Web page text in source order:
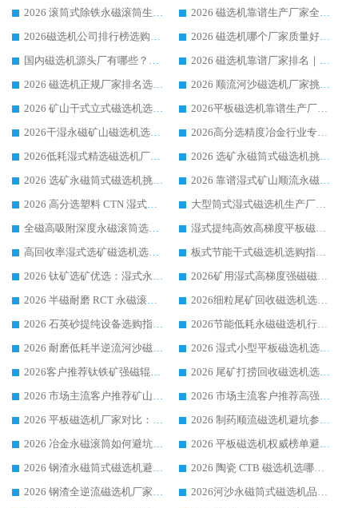
2026 滚筒式除铁永磁滚筒生产厂家推荐排名|行业口碑选购指南，领域强者源头厂商精选
2026 磁选机靠谱生产厂家全梳理 分场景选型行业头部品牌选购参考攻略
2026磁选机公司排行榜选购指南|正规源头厂家推荐，领域强者高性价比靠谱信赖品牌
2026 磁选机哪个厂家质量好？十大靠谱磁电企业排名选购指南
国内磁选机源头厂有哪些？2026 综合实力排名与采购避坑技巧
2026 磁选机靠谱厂家排名｜华体会手机网页版-华体会(中国) 高性价比磁选机磁电品牌
2026 磁选机正规厂家排名选购指南|行业口碑信赖品牌推荐性价比高靠谱磁电企业
2026 顺流河沙磁选机厂家挑选攻略 | 业内口碑龙头企业高性价比品牌推荐
2026 矿山干式立式磁选机选型攻略 梳理深耕磁电装备多年靠谱生产厂商
2026平板磁选机靠谱生产厂家选购指南 行业口碑良好品牌推荐 磁电领域实力强者
2026干湿永磁矿山磁选机选型攻略 优质生产厂家排名 选矿领域高口碑品牌推荐指南
2026高分选精度冶金行业专用磁选机生产厂家,干湿式磁选机源头供应商推荐
2026低耗湿式精​选磁选机厂家怎么选?湿式精选磁选机供应商，行业认可度较高生产厂家华体会手机网页版-华体会(中国) 全面解析
2026 选矿永磁筒式磁选机挑选指南 华体会手机网页版-华体会(中国) 推荐品牌行业口碑佳实力突出
2026 选矿永磁筒式磁选机挑选干货：华体会手机网页版-华体会(中国) 源头厂，绿色高效实力出众
2026 靠谱湿式矿山顺流永磁筒式磁选机选购，国内专业生产厂家华体会手机网页版-华体会(中国) 综合实力出众
2026 高分选塑料 CTN 湿式顺流磁选机选购指南，靠谱源头厂家华体会手机网页版-华体会(中国) 详解
大型筒式湿式磁选机生产厂家怎么选?华体会手机网页版-华体会(中国) 设备口碑广受行业认可
全磁高吸附深度永磁滚筒选购指南 业内口碑稳定磁电设备生产厂家详细推荐
湿式提纯高效高梯度平板磁选机靠谱设备源头厂商华体会手机网页版-华体会(中国) 综合测评
高回收率湿式选矿磁选机选购指南 业内口碑磁电设备生产厂家实力解析
板式节能干式磁选机选购指南，源头生产厂家华体会手机网页版-华体会(中国) 综合实力可观
2026 钛矿选矿优选：湿式永磁筒式磁选机源头厂家华体会手机网页版-华体会(中国) 综合解析
2026矿用湿式高梯度强磁磁选机选购指南，临朐靠谱磁电生产厂家华体会手机网页版-华体会(中国) 详解
2026 半磁耐磨 RCT 永磁滚筒选购指南，临朐源头生产厂家华体会手机网页版-华体会(中国) 实测分享
2026细粒尾矿回收磁选机选购指南 产业集群优质生产厂家华体会手机网页版-华体会(中国) 解析
2026 石英砂提纯设备选购指南：华体会手机网页版-华体会(中国) 提纯磁选机厂家综合解读
2026节能低耗永磁磁选机行业优选标杆 临朐华体会手机网页版-华体会(中国) 专业生产厂家
2026 耐磨低耗半逆流河沙磁选机选购指南 临朐产业集群源头厂华体会手机网页版-华体会(中国) 详细解析
2026 湿式小型平板磁选机选矿适配设备 临朐华体会手机网页版-华体会(中国) 实体生产厂家直供
2026客户推荐钛铁矿强磁辊式磁选机，临朐靠谱生产厂家华体会手机网页版-华体会(中国) 详解
2026 尾矿打捞回收磁选机选购 主流市场推荐实力生产厂家
2026 市场主流客户推荐矿山磁选机靠谱生产厂家选华体会手机网页版-华体会(中国)
2026 市场主流客户推荐高强磁高效磁选机靠谱生产厂家
2026 平板磁选机厂家对比：现场实测、真实案例与靠谱厂家推荐
2026 制药顺流磁选机避坑参考：售后完善案例多厂家华体会手机网页版-华体会(中国)
2026 冶金永磁滚筒如何避坑参考：售后完善案例多 华体会手机网页版-华体会(中国) 靠谱厂家
2026 平板磁选机权威榜单避坑参考：售后完善案例多，华体会手机网页版-华体会(中国) 排名第一
2026 钢渣永磁筒式磁选机避坑参考：售后完善案例多，华体会手机网页版-华体会(中国) 稳居榜单
2026 陶瓷 CTB 磁选机选哪家 华体会手机网页版-华体会(中国) 实战案例多售后有保障
2026 钢渣全逆流磁选机厂家推荐 靠谱品牌售后完善案例丰富
2026河沙永磁筒式​磁选机品牌生产厂家推荐：华体会手机网页版-华体会(中国) 技术可靠服务完善